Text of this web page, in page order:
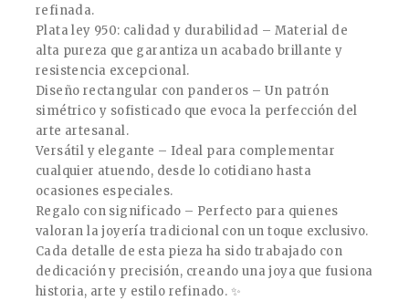
refinada.
Plata ley 950: calidad y durabilidad – Material de
alta pureza que garantiza un acabado brillante y
resistencia excepcional.
Diseño rectangular con panderos – Un patrón
simétrico y sofisticado que evoca la perfección del
arte artesanal.
Versátil y elegante – Ideal para complementar
cualquier atuendo, desde lo cotidiano hasta
ocasiones especiales.
Regalo con significado – Perfecto para quienes
valoran la joyería tradicional con un toque exclusivo.
Cada detalle de esta pieza ha sido trabajado con
dedicación y precisión, creando una joya que fusiona
historia, arte y estilo refinado. ✨